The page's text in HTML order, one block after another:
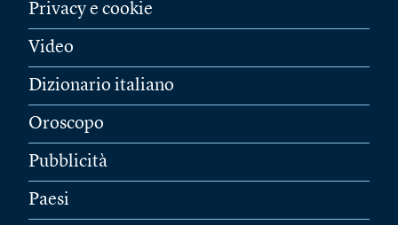
Privacy e cookie
Video
Dizionario italiano
Oroscopo
Pubblicità
Paesi